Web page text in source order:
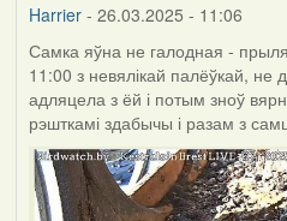
Harrier- 26.03.2025 - 11:06
Самка яўна не галодная -
11:00 з невялікай палёўкай, не
адляцела з ёй і потым зноў
рэшткамі здабычы і разам з